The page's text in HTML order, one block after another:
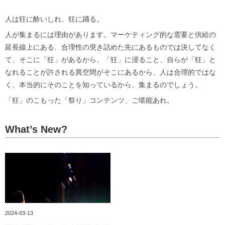
人は狂に酔いしれ、狂に踊る。
人が集まるには理由があります。マーケティング的な需要と供給の
延長線上にある、合理性の突き詰めた先にあるものでは決してなく
て、そこに「狂」があるから、「狂」に浸ること、自らが「狂」と
なれることが許される異空間がそこにあるから、人は合理的ではな
く、本当的にそのことを知っているから、集まるのでしょう。
「狂」のこもった「祭り」コンテンツ、ご堪能あれ。
What’s New?
2024-03-13